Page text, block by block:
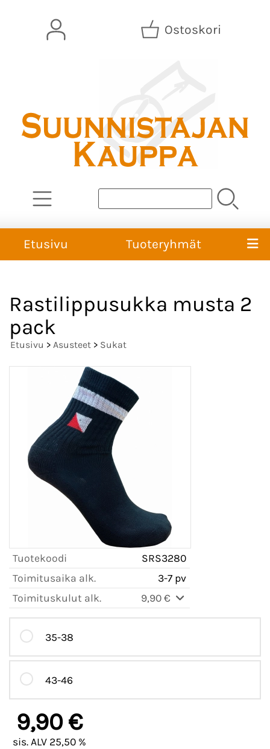
Ostoskori
Etusivu Tuoteryhmät
Rastilippusukka musta 2
pack
Etusivu > Asusteet > Sukat
Tuotekoodi
SRS3280
Toimitusaika alk.
3-7 pv
Toimituskulut alk.
9,90 €
35-38
43-46
9,90 €
sis. ALV 25,50 %